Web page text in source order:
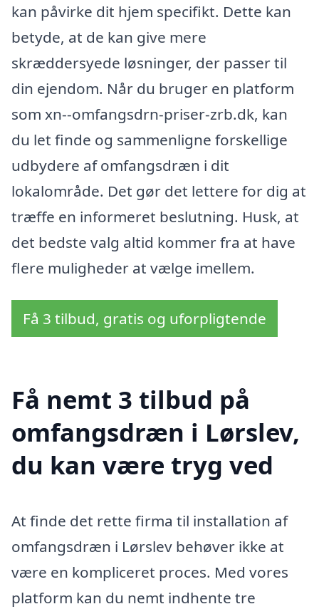
kan påvirke dit hjem specifikt. Dette kan
betyde, at de kan give mere
skræddersyede løsninger, der passer til
din ejendom. Når du bruger en platform
som xn--omfangsdrn-priser-zrb.dk, kan
du let finde og sammenligne forskellige
udbydere af omfangsdræn i dit
lokalområde. Det gør det lettere for dig at
træffe en informeret beslutning. Husk, at
det bedste valg altid kommer fra at have
flere muligheder at vælge imellem.
Få 3 tilbud, gratis og uforpligtende
Få nemt 3 tilbud på
omfangsdræn i Lørslev,
du kan være tryg ved
At finde det rette firma til installation af
omfangsdræn i Lørslev behøver ikke at
være en kompliceret proces. Med vores
platform kan du nemt indhente tre